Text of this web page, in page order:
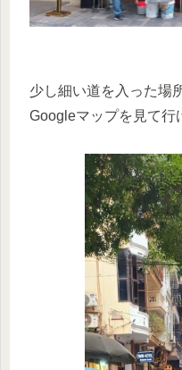
少し細い道を入った場
Googleマップを見て行